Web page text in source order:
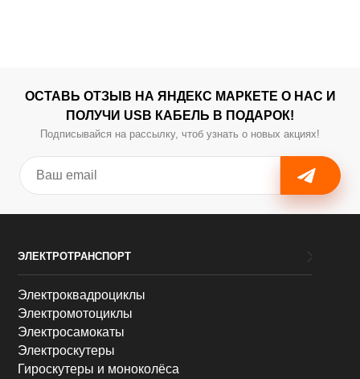
ОСТАВЬ ОТЗЫВ НА ЯНДЕКС МАРКЕТЕ О НАС И
ПОЛУЧИ USB КАБЕЛЬ В ПОДАРОК!
Подписывайся на рассылку, чтоб узнать о новых акциях!
ЭЛЕКТРОТРАНСПОРТ
Электроквадроциклы
Электромотоциклы
Электросамокаты
Электроскутеры
Гироскутеры и моноколёса